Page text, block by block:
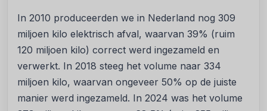
In 2010 produceerden we in Nederland nog 309
miljoen kilo elektrisch afval, waarvan 39% (ruim
120 miljoen kilo) correct werd ingezameld en
verwerkt. In 2018 steeg het volume naar 334
miljoen kilo, waarvan ongeveer 50% op de juiste
manier werd ingezameld. In 2024 was het volume